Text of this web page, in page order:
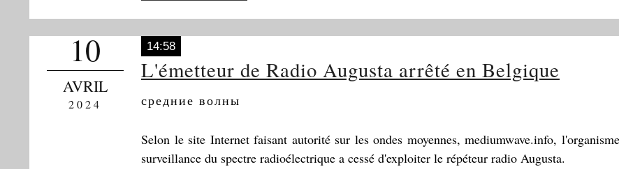
10
AVRIL
2024
14:58
L'émetteur de Radio Augusta arrêté en Belgique
средние волны
Selon le site Internet faisant autorité sur les ondes moyennes, mediumwave.info,
surveillance du spectre radioélectrique a cessé d'exploiter le répéteur radio Augusta.